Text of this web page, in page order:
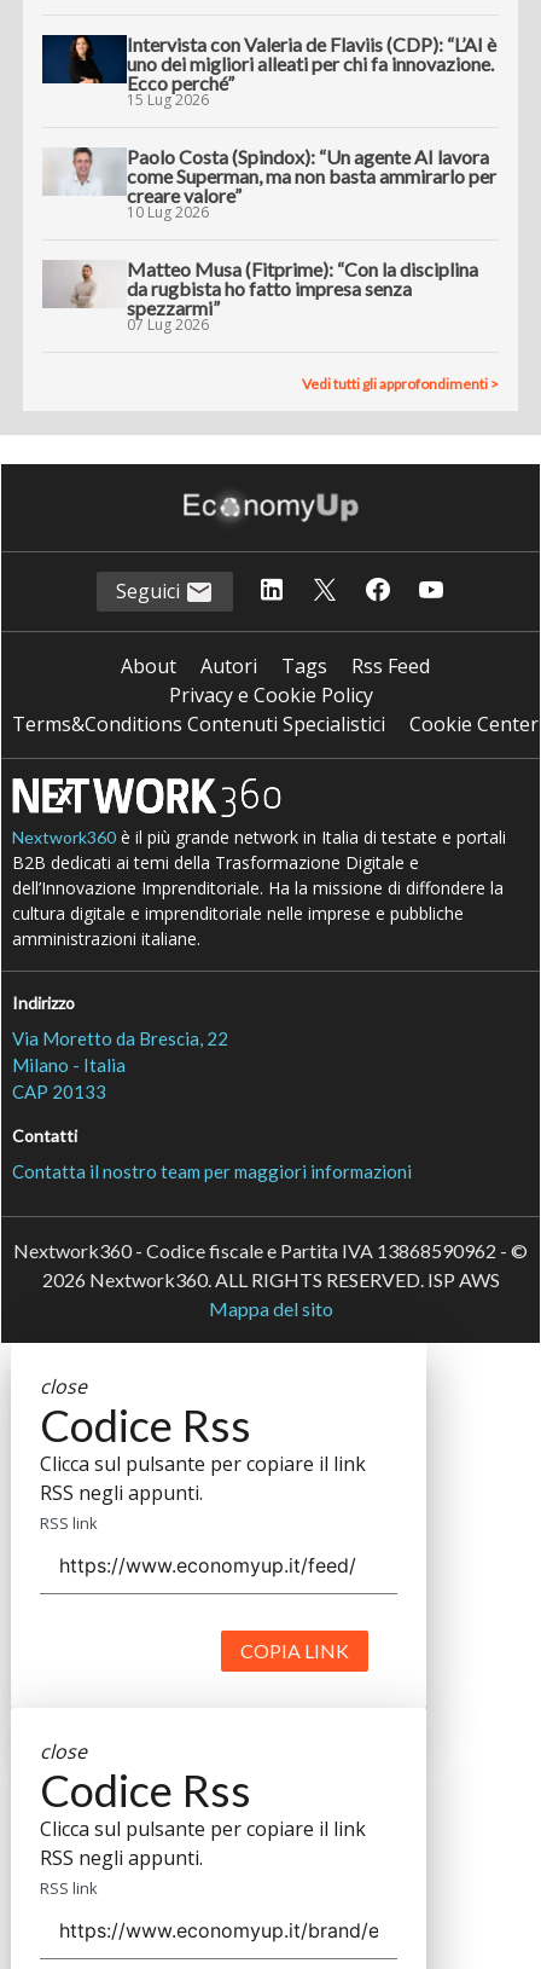
Intervista con Valeria de Flaviis (CDP): “L’AI è
uno dei migliori alleati per chi fa innovazione.
Ecco perché”
15 Lug 2026
Paolo Costa (Spindox): “Un agente AI lavora
come Superman, ma non basta ammirarlo per
creare valore”
10 Lug 2026
Matteo Musa (Fitprime): “Con la disciplina
da rugbista ho fatto impresa senza
spezzarmi”
07 Lug 2026
Vedi tutti gli approfondimenti >
Seguici
About Autori Tags
Rss Feed
Privacy e Cookie Policy
Terms&Conditions Contenuti Specialistici
Cookie Center
Nextwork360 è il più grande network in Italia di testate e portali
B2B dedicati ai temi della Trasformazione Digitale e
dell’Innovazione Imprenditoriale. Ha la missione di diffondere la
cultura digitale e imprenditoriale nelle imprese e pubbliche
amministrazioni italiane.
Indirizzo
Via Moretto da Brescia, 22
Milano - Italia
CAP 20133
Contatti
Contatta il nostro team per maggiori informazioni
Nextwork360 - Codice fiscale e Partita IVA 13868590962 - ©
2026 Nextwork360. ALL RIGHTS RESERVED. ISP AWS
Mappa del sito
close
Codice Rss
Clicca sul pulsante per copiare il link
RSS negli appunti.
RSS link
COPIA LINK
close
Codice Rss
Clicca sul pulsante per copiare il link
RSS negli appunti.
RSS link